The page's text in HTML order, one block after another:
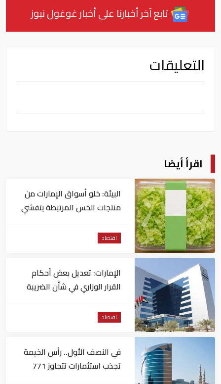
تابع آخر أخبارنا على أخبار غوغول نيوز
التعليقات
اقرأ أيضا
البيئة: خلو أسواق الإمارات من
منتجات الخس المرتبطة بتفشي
اقتصاد
الإمارات: تعديل بعض أحكام
القرار الوزاري في شأن الضريبة
اقتصاد
في النصف الأول.. رأس الخيمة
تجذب استثمارات تتجاوز 771